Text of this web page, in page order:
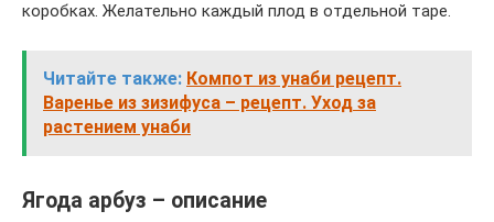
коробках. Желательно каждый плод в отдельной таре.
Читайте также: Компот из унаби рецепт.
Варенье из зизифуса – рецепт. Уход за
растением унаби
Ягода арбуз – описание